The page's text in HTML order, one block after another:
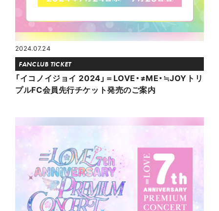
2024.07.24
FANCLUB TICKET
「イコノイジョイ 2024」＝LOVE・≠ME・≒JOYトリ
プルFC会員先行チケット発売のご案内